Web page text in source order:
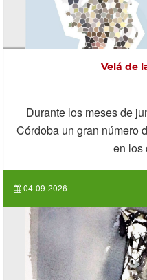
04-09-2026
Velá de
Durante los meses de
Córdoba un gran número
en los